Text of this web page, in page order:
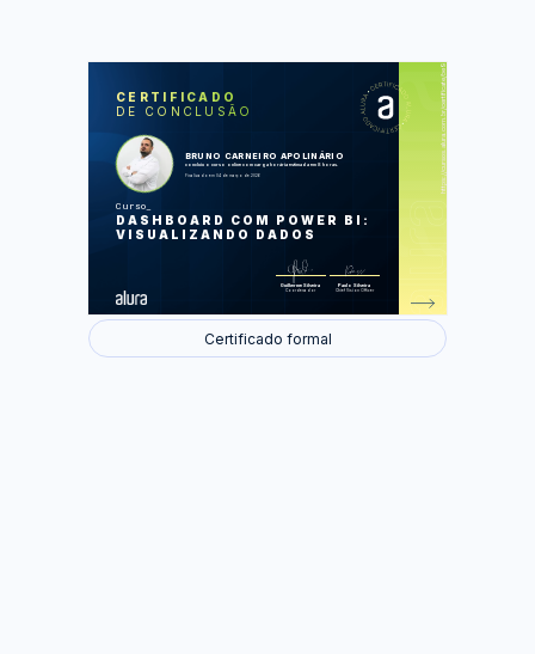
CERTIFICADO
DE CONCLUSÃO
BRUNO CARNEIRO APOLINÁRIO
concluiu o curso online com carga horária estimada em 8 horas.
Finalizado em 04 de março de 2026
Curso
DASHBOARD COM POWER BI:
VISUALIZANDO DADOS
Guilherme Silveira
Coordenador
Paulo Silveira
Chief Vision Officer
LAS
Resumindo dados
Visualizando metas e segmentando
Construindo tabelas
Compreendendo séries temporais
Foram feitas 54 de 54 atividades.
Certificado formal